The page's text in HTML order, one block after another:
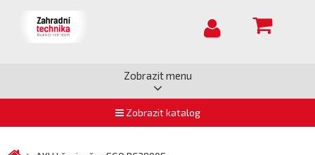
Zobrazit menu
Zobrazit katalog